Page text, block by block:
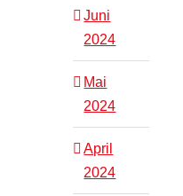
Juni
2024
Mai
2024
April
2024